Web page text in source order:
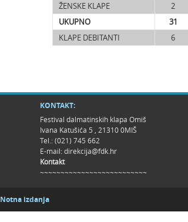
ŽENSKE KLAPE
2
UKUPNO
31
KLAPE DEBITANTI
6
KONTAKT:
Festival dalmatinskih klapa Omiš
Ivana Katušića 5 , 21310 0MIŠ
Tel.: (021) 745 662
E-mail:direkcija@fdk.hr
Kontakt
~~~~~~~~~~~~~~~~~~~~~~~~~~
Notna izdanja